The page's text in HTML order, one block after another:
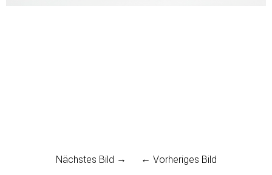
Nächstes Bild Vorheriges Bild